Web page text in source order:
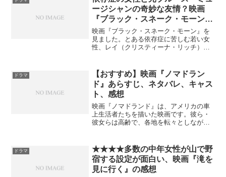
ージシャンの奇妙な友情？映画
『ブラック・スネーク・モーン』
の感想
映画『ブラック・スネーク・モーン』を
見ました。とある依存症に苦しむ若い女
性、レイ（クリスティーナ・リッチ）
クソン）との奇妙な友情を描いた作品で
す。ラザラスは偶然路上で...
ドラマ
【おすすめ】映画『ノマドラン
ド』あらすじ、ネタバレ、キャス
ト、感想
映画『ノマドランド』は、アメリカの車
上生活者たちを描いた映画です。彼ら・
彼女らは高齢で、各地を転々としなが
いる人たちが多数出演しているのも特徴
です。監督のクロエ・ジャオ...
ドラマ
★★★★多数の中年女性が山で野
宿する設定が面白い、映画『滝を
見に行く』の感想